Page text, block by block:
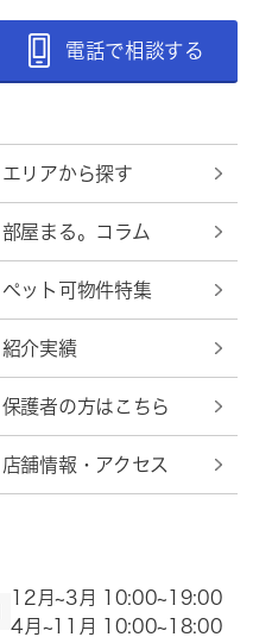
電話で相談する
エリアから探す
部屋まる。コラム
ペット可物件特集
紹介実績
保護者の方はこちら
店舗情報・アクセス
12月~3月 10:00~19:00
4月~11月 10:00~18:00